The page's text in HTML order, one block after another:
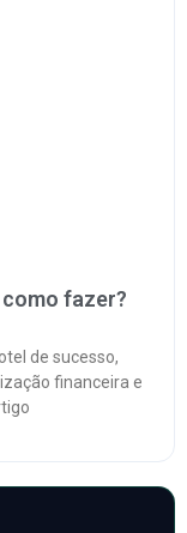
fazer?
de sucesso,
financeira e